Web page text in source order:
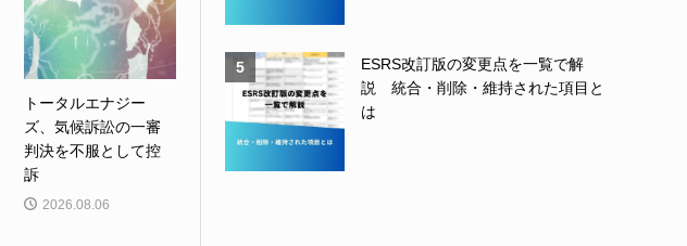
トータルエナジー
ズ、気候訴訟の一審
判決を不服として控
訴
2026.08.06
5
ESRS改訂版の変更点を一覧で解
説 統合・削除・維持された項目と
は